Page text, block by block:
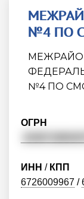
№4 ПО
№4 ПО
ОГРН
ИНН / КПП
6726009967 /